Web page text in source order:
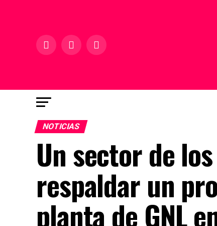
NOTICIAS
Un sector de
respaldar un
planta de GNL